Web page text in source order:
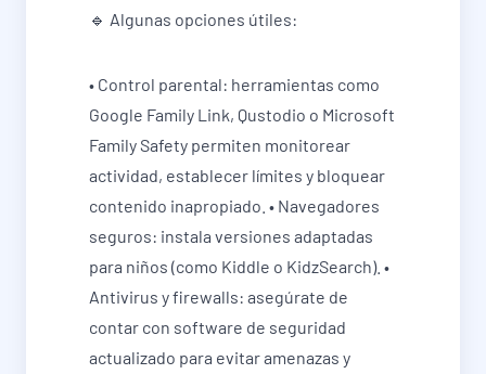
🔹 Algunas opciones útiles:
• Control parental: herramientas como
Google Family Link, Qustodio o Microsoft
Family Safety permiten monitorear
actividad, establecer límites y bloquear
contenido inapropiado. • Navegadores
seguros: instala versiones adaptadas
para niños (como Kiddle o KidzSearch). •
Antivirus y firewalls: asegúrate de
contar con software de seguridad
actualizado para evitar amenazas y